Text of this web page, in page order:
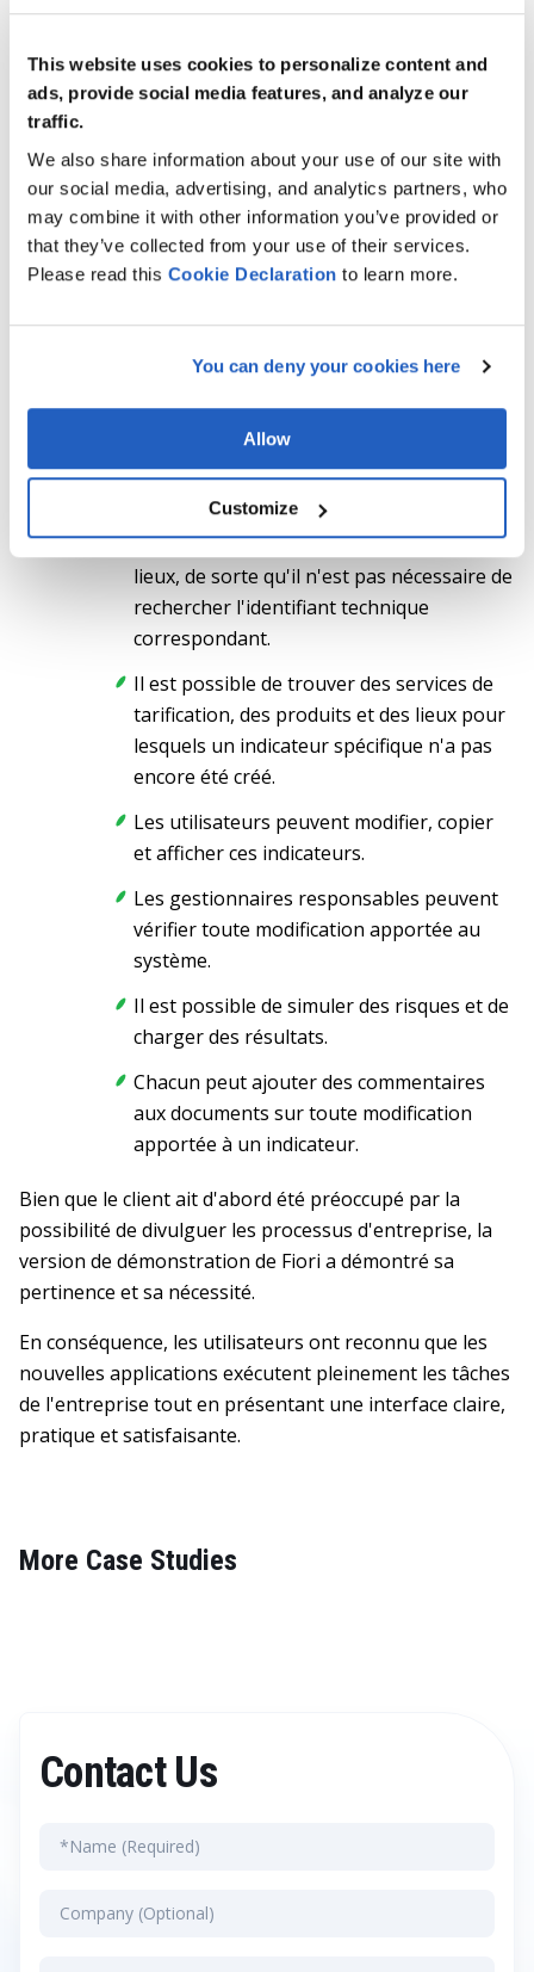
This website uses cookies to personalize content and
ads, provide social media features, and analyze our
traffic.
We also share information about your use of our site with
our social media, advertising, and analytics partners, who
may combine it with other information you’ve provided or
that they’ve collected from your use of their services.
Please read this Cookie Declaration to learn more.
You can deny your cookies here
Allow
Customize
niveaux de tolérance au risque établis, les analystes du
risque peuvent mieux contrôler les activités de prise de
risque, évaluant et améliorant ainsi la gestion du
risque.
LeverX a utilisé une méthodologie de conception
centrée sur les utilisateurs réels et leurs rôles plutôt
que sur les processus monolithiques existants. Dans la
possibles :
Les utilisateurs peuvent voir une liste
d'indicateurs spécifiques, filtrés selon des
critères définis.
Les utilisateurs peuvent identifier
n'importe quel indicateur en spécifiant les
services de tarification, les produits et les
lieux, de sorte qu'il n'est pas nécessaire de
rechercher l'identifiant technique
correspondant.
Il est possible de trouver des services de
tarification, des produits et des lieux pour
lesquels un indicateur spécifique n'a pas
encore été créé.
Les utilisateurs peuvent modifier, copier
et afficher ces indicateurs.
Les gestionnaires responsables peuvent
vérifier toute modification apportée au
système.
Il est possible de simuler des risques et de
charger des résultats.
Chacun peut ajouter des commentaires
aux documents sur toute modification
apportée à un indicateur.
Bien que le client ait d'abord été préoccupé par la
possibilité de divulguer les processus d'entreprise, la
version de démonstration de Fiori a démontré sa
pertinence et sa nécessité.
En conséquence, les utilisateurs ont reconnu que les
nouvelles applications exécutent pleinement les tâches
de l'entreprise tout en présentant une interface claire,
pratique et satisfaisante.
More Case Studies
Contact Us